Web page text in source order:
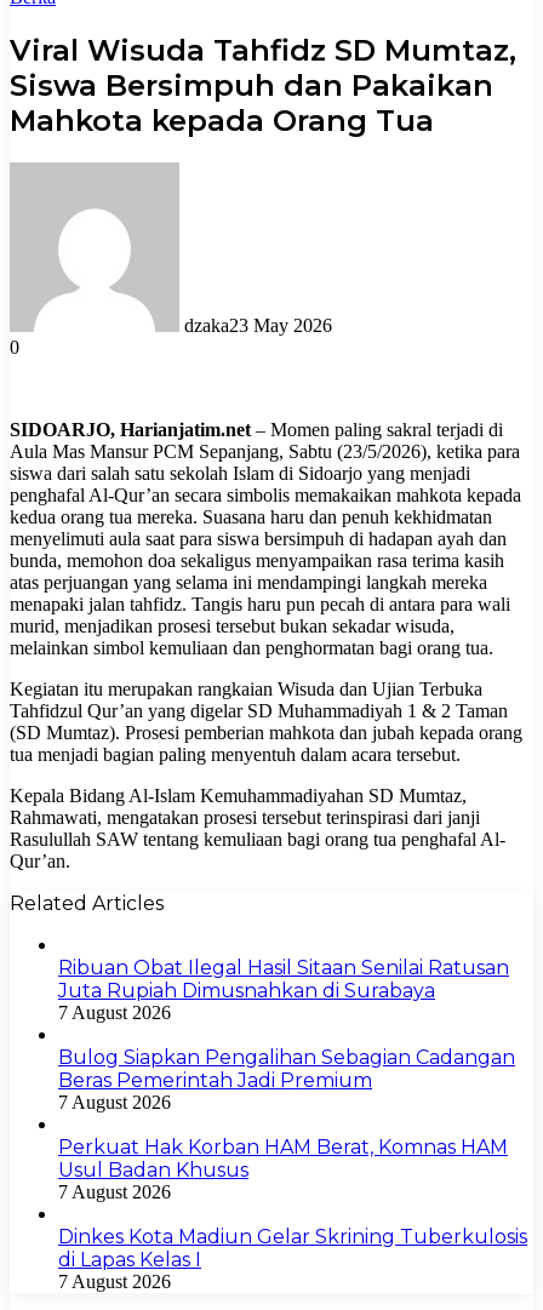
Viral Wisuda Tahfidz SD Mumtaz,
Siswa Bersimpuh dan Pakaikan
Mahkota kepada Orang Tua
dzaka23 May 2026
0
SIDOARJO, Harianjatim.net – Momen paling sakral terjadi di
Aula Mas Mansur PCM Sepanjang, Sabtu (23/5/2026), ketika para
siswa dari salah satu sekolah Islam di Sidoarjo yang menjadi
penghafal Al-Qur’an secara simbolis memakaikan mahkota kepada
kedua orang tua mereka. Suasana haru dan penuh kekhidmatan
menyelimuti aula saat para siswa bersimpuh di hadapan ayah dan
bunda, memohon doa sekaligus menyampaikan rasa terima kasih
atas perjuangan yang selama ini mendampingi langkah mereka
menapaki jalan tahfidz. Tangis haru pun pecah di antara para wali
murid, menjadikan prosesi tersebut bukan sekadar wisuda,
melainkan simbol kemuliaan dan penghormatan bagi orang tua.
Kegiatan itu merupakan rangkaian Wisuda dan Ujian Terbuka
Tahfidzul Qur’an yang digelar SD Muhammadiyah 1 & 2 Taman
(SD Mumtaz). Prosesi pemberian mahkota dan jubah kepada orang
tua menjadi bagian paling menyentuh dalam acara tersebut.
Kepala Bidang Al-Islam Kemuhammadiyahan SD Mumtaz,
Rahmawati, mengatakan prosesi tersebut terinspirasi dari janji
Rasulullah SAW tentang kemuliaan bagi orang tua penghafal Al-
Qur’an.
Related Articles
Ribuan Obat Ilegal Hasil Sitaan Senilai Ratusan
Juta Rupiah Dimusnahkan di Surabaya
7 August 2026
Bulog Siapkan Pengalihan Sebagian Cadangan
Beras Pemerintah Jadi Premium
7 August 2026
Perkuat Hak Korban HAM Berat, Komnas HAM
Usul Badan Khusus
7 August 2026
Dinkes Kota Madiun Gelar Skrining Tuberkulosis
di Lapas Kelas I
7 August 2026